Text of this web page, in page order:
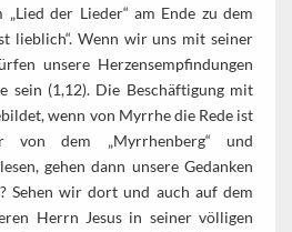
der Lieder“ am Ende zu dem
lieblich“. Wenn wir uns mit seiner
unsere Herzensempfindungen
sein (1,12). Die Beschäftigung mit
wenn von Myrrhe die Rede ist
dem „Myrrhenberg“ und
gehen dann unsere Gedanken
Sehen wir dort und auch auf dem
Herrn Jesus in seiner völligen